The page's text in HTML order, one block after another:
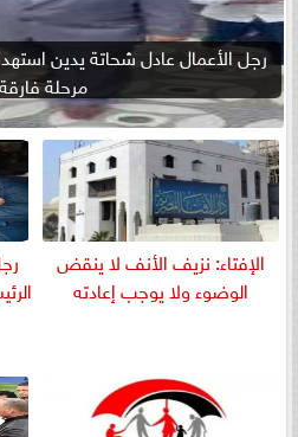
رجل الأعمال عادل شحاتة يدين
مرحلة
الإفتاء: نزيف الأنف لا ينقض
الوضوء ولا يوجب إعادته